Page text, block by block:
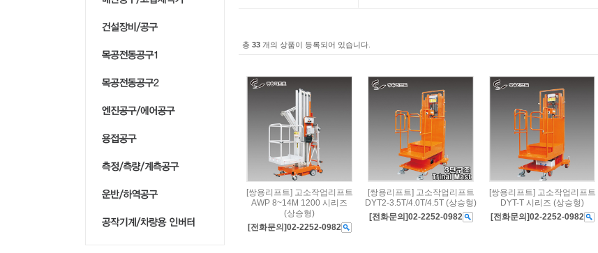
총 33 개의 상품이 등록되어 있습니다.
[쌍용리프트] 고소작업리프트
AWP 8~14M 1200 시리즈
(상승형)
[전화문의]02-2252-0982
[쌍용리프트] 고소작업리프트
DYT2-3.5T/4.0T/4.5T (상승형)
[전화문의]02-2252-0982
[쌍용리프트] 고소작업리프트
DYT-T 시리즈 (상승형)
[전화문의]02-2252-0982